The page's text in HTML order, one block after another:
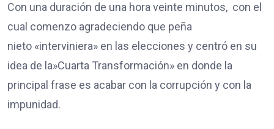
Con una duración de una hora veinte minutos, con el
cual comenzo agradeciendo que peña
nieto «interviniera» en las elecciones y centró en su
idea de la»Cuarta Transformación» en donde la
principal frase es acabar con la corrupción y con la
impunidad.